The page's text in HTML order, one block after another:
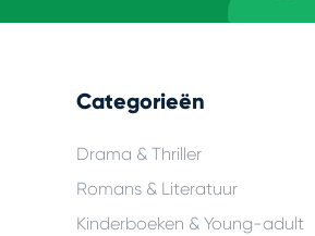
Categorieën
Drama & Thriller
Romans & Literatuur
Kinderboeken & Young-adult